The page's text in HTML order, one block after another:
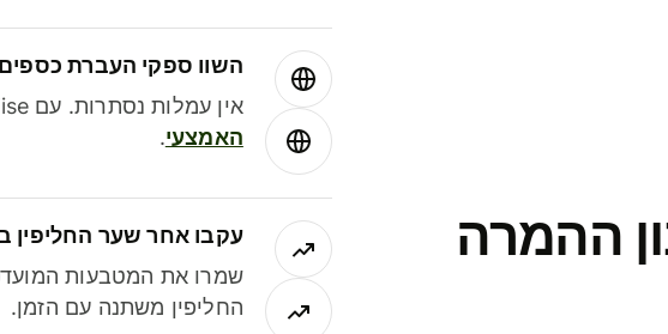
ההמרה
השוו ספקי העברת כספים
אין עמלות נסתרות. עם Wise תמיד תקבלו את
האמצעי.
עקבו אחר שער החליפין
שמרו את המטבעות
החליפין משתנה עם הזמן.